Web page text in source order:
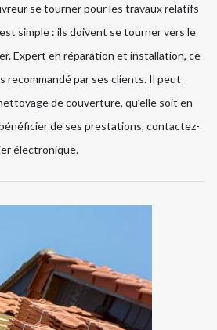
se tourner pour les travaux relatifs
simple : ils doivent se tourner vers le
Expert en réparation et installation, ce
recommandé par ses clients. Il peut
de couverture, qu’elle soit en
de ses prestations, contactez-
électronique.